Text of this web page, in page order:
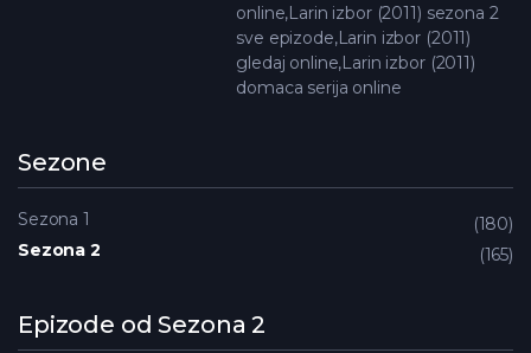
online,Larin izbor (2011) sezona 2
sve epizode,Larin izbor (2011)
gledaj online,Larin izbor (2011)
domaca serija online
Sezone
Sezona 1
180
Sezona 2
165
Epizode od Sezona 2